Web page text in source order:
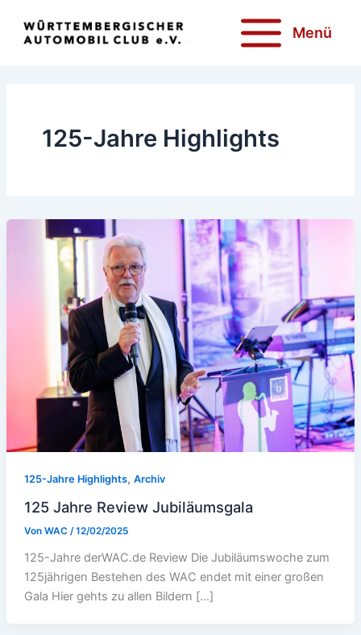
Inhalt
springen
Menü
125-Jahre Highlights
125-Jahre Highlights, Archiv
125 Jahre Review Jubiläumsgala
Von WAC /12/02/2025
125-Jahre derWAC.de Review Die Jubiläumswoche zum
125jährigen Bestehen des WAC endet mit einer großen
Gala Hier gehts zu allen Bildern […]